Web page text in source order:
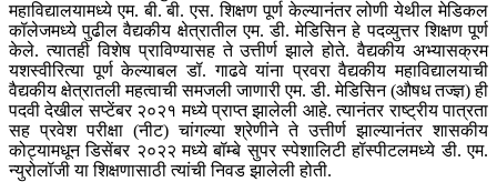
महाविद्यालयामध्ये एम. बी. बी. एस. शिक्षण पूर्ण केल्यानंतर लोणी येथील मेडिकल
कॉलेजमध्ये पुढील वैद्यकीय क्षेत्रातील एम. डी. मेडिसिन हे पदव्युत्तर शिक्षण पूर्ण
केले. त्यातही विशेष प्राविण्यासह ते उत्तीर्ण झाले होते. वैद्यकीय अभ्यासक्रम
यशस्वीरित्या पूर्ण केल्याबल डॉ. गाढवे यांना प्रवरा वैद्यकीय महाविद्यालयाची
वैद्यकीय क्षेत्रातली महत्वाची समजली जाणारी एम. डी. मेडिसिन (औषध तज्ज्ञ) ही
पदवी देखील सप्टेंबर २०२१ मध्ये प्राप्त झालेली आहे. त्यानंतर राष्ट्रीय पात्रता
सह प्रवेश परीक्षा (नीट) चांगल्या श्रेणीने ते उत्तीर्ण झाल्यानंतर शासकीय
कोट्यामधून डिसेंबर २०२२ मध्ये बॉम्बे सुपर स्पेशालिटी हॉस्पीटलमध्ये डी. एम.
न्युरोलॉजी या शिक्षणासाठी त्यांची निवड झालेली होती.